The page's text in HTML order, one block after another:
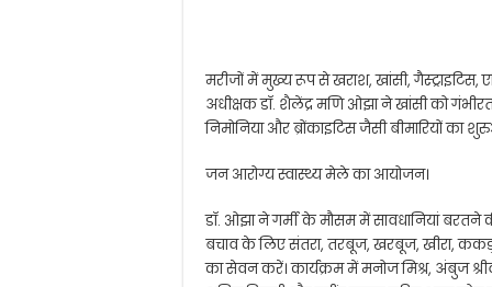
मरीजों में मुख्य रूप से खराश, खांसी, गैस्ट्राइटिस,
अधीक्षक डॉ. शैलेंद्र मणि ओझा ने खांसी को
निमोनिया और ब्रोंकाइटिस जैसी बीमारियों का
जन आरोग्य स्वास्थ्य मेले का आयोजन।
डॉ. ओझा ने गर्मी के मौसम में सावधानियां बरतने
बचाव के लिए संतरा, तरबूज, खरबूज, खीरा,
का सेवन करें। कार्यक्रम में मनोज मिश्र, अंबुज